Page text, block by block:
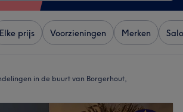
Elke prijs Voorzieningen Merken
in de buurt van Borgerhout,